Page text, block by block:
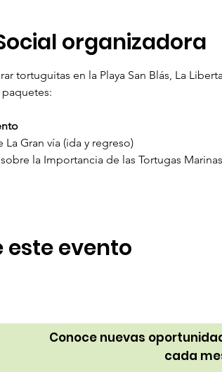
organizadora
tortuguitas en la Playa San Blás, La
Gran vía (ida y regreso)
la Importancia de las Tortugas
evento
Conoce nuevas
cada